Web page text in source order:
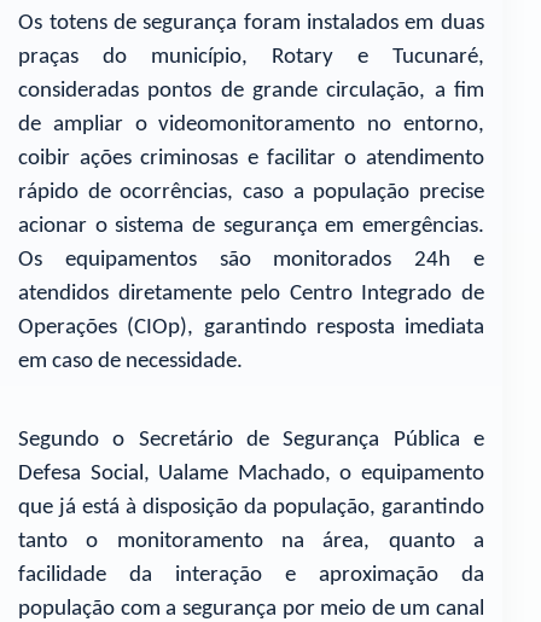
Os totens de segurança foram instalados em duas
praças do município, Rotary e Tucunaré,
consideradas pontos de grande circulação, a fim
de ampliar o videomonitoramento no entorno,
coibir ações criminosas e facilitar o atendimento
rápido de ocorrências, caso a população precise
acionar o sistema de segurança em emergências.
Os equipamentos são monitorados 24h e
atendidos diretamente pelo Centro Integrado de
Operações (CIOp), garantindo resposta imediata
em caso de necessidade.
Segundo o Secretário de Segurança Pública e
Defesa Social, Ualame Machado, o equipamento
que já está à disposição da população, garantindo
tanto o monitoramento na área, quanto a
facilidade da interação e aproximação da
população com a segurança por meio de um canal